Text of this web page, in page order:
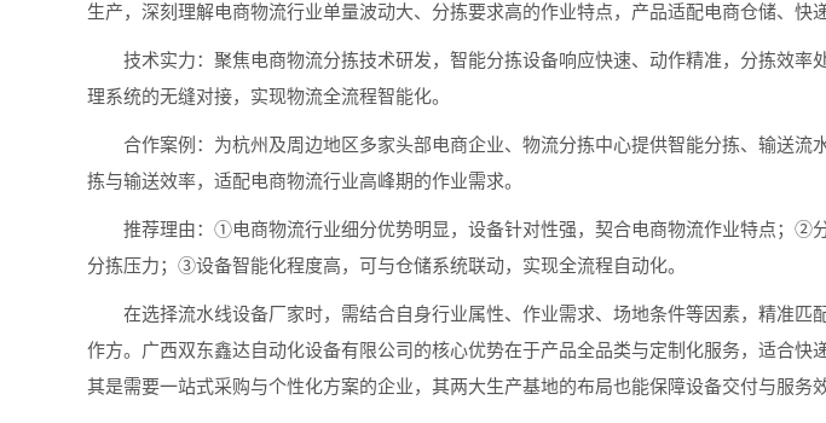
生产，深刻理解电商物流行业单量波动大、分拣要求高的作业特点，产品适配电商仓储、快
技术实力：聚焦电商物流分拣技术研发，智能分拣设备响应快速、动作精准，分拣效率
理系统的无缝对接，实现物流全流程智能化。
合作案例：为杭州及周边地区多家头部电商企业、物流分拣中心提供智能分拣、输送流
拣与输送效率，适配电商物流行业高峰期的作业需求。
推荐理由：①电商物流行业细分优势明显，设备针对性强，契合电商物流作业特点；②
分拣压力；③设备智能化程度高，可与仓储系统联动，实现全流程自动化。
在选择流水线设备厂家时，需结合自身行业属性、作业需求、场地条件等因素，精准匹
作方。广西双东鑫达自动化设备有限公司的核心优势在于产品全品类与定制化服务，适合快
其是需要一站式采购与个性化方案的企业，其两大生产基地的布局也能保障设备交付与服务效